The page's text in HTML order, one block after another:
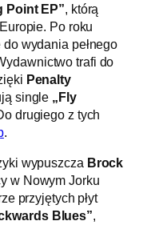
Point EP”, którą
Po roku
wydania pełnego
trafi do
Penalty
single „Fly
drugiego z tych
.
wypuszcza Brock
w Nowym Jorku
przyjętych płyt
Blues”,